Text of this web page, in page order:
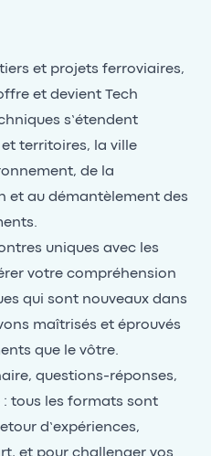
et projets ferroviaires,
et devient Tech
s’étendent
territoires, la ville
de la
et au démantèlement des
uniques avec les
votre compréhension
qui sont nouveaux dans
maîtrisés et éprouvés
que le vôtre.
questions-réponses,
tous les formats sont
d’expériences,
et pour challenger vos